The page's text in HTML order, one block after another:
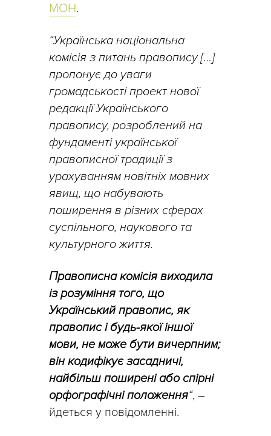
МОН.
“Українська національна
комісія з питань правопису […]
пропонує до уваги
громадськості проект нової
редакції Українського
правопису, розроблений на
фундаменті української
правописної традиції з
урахуванням новітніх мовних
явищ, що набувають
поширення в різних сферах
суспільного, наукового та
культурного життя.
Правописна комісія виходила
із розуміння того, що
Український правопис, як
правопис і будь-якої іншої
мови, не може бути вичерпним;
він кодифікує засадничі,
найбільш поширені або спірні
орфографічні положення“, –
йдеться у повідомленні.